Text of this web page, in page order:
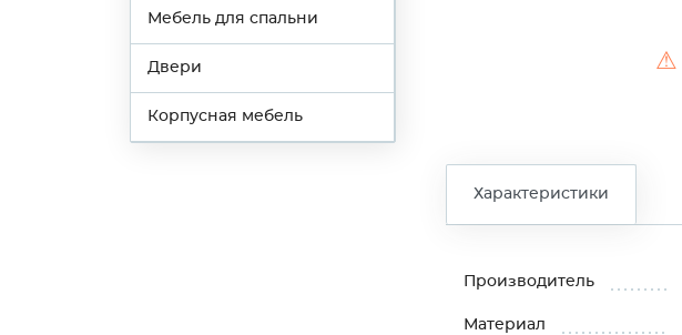
Мебель для спальни
Двери
Корпусная мебель
⚠
Характеристики
Производитель
Материал